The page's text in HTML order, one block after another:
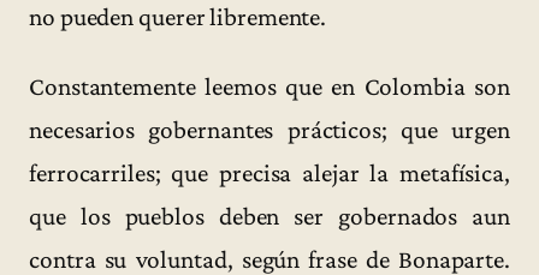
no pueden querer libremente.
Constantemente leemos que en Colombia son
necesarios gobernantes prácticos; que urgen
ferrocarriles; que precisa alejar la metafísica,
que los pueblos deben ser gobernados aun
contra su voluntad, según frase de Bonaparte.